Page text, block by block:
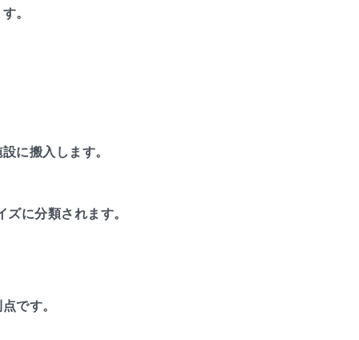
。
に搬入します。
に分類されます。
です。